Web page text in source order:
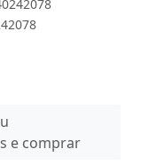
e comprar